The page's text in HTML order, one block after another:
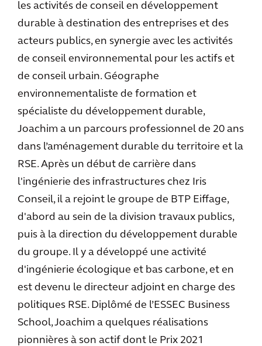
les activités de conseil en développement
durable à destination des entreprises et des
acteurs publics, en synergie avec les activités
de conseil environnemental pour les actifs et
de conseil urbain. Géographe
environnementaliste de formation et
spécialiste du développement durable,
Joachim a un parcours professionnel de 20 ans
dans l’aménagement durable du territoire et la
RSE. Après un début de carrière dans
l'ingénierie des infrastructures chez Iris
Conseil, il a rejoint le groupe de BTP Eiffage,
d'abord au sein de la division travaux publics,
puis à la direction du développement durable
du groupe. Il y a développé une activité
d'ingénierie écologique et bas carbone, et en
est devenu le directeur adjoint en charge des
politiques RSE. Diplômé de l’ESSEC Business
School, Joachim a quelques réalisations
pionnières à son actif dont le Prix 2021